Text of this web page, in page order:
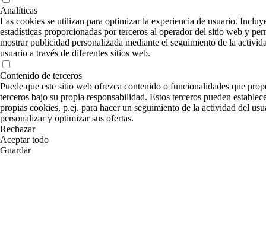
Analíticas
Las cookies se utilizan para optimizar la experiencia de usuario.
estadísticas proporcionadas por terceros al operador del sitio web y
mostrar publicidad personalizada mediante el seguimiento de la
usuario a través de diferentes sitios web.
Contenido de terceros
Puede que este sitio web ofrezca contenido o funcionalidades que
terceros bajo su propia responsabilidad. Estos terceros pueden
propias cookies, p.ej. para hacer un seguimiento de la actividad del
personalizar y optimizar sus ofertas.
Rechazar
Aceptar todo
Guardar